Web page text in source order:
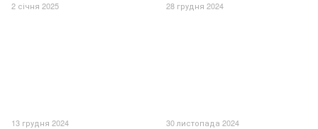
2 січня 2025 28 грудня 2024
13 грудня 2024 30 листопада 2024